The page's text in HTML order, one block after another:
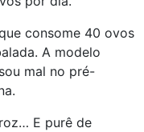
consome 40 ovos
A modelo
mal no pré-
E purê de